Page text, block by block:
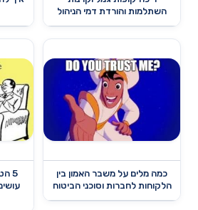
השתלמות והורדת דמי הניהול
כמה מלים על משבר האמון בין
הלקוחות לחברות וסוכני הביטוח
5